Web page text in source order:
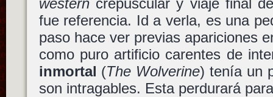
fue referencia. Id a verla, es una
paso hace ver previas apariciones
como puro artificio carentes de
inmortal (The Wolverine) tenía un
son intragables. Esta perdurará